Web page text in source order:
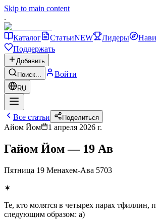
Skip to main content
.
Каталог СтатьиNEW Лидеры
Поддержать
Добавить
Поиск...
Войти
RU
Все статьи Поделиться
Айом Йом 1 апреля 2026 г.
Гайом Йом — 19 Ав
Пятница 19 Менахем-Ава 5703
✶
Те, кто молятся в четырех парах тфиллин,
следующим образом: а)